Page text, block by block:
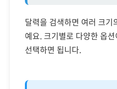
달력을 검색하면 여러 크기
예요. 크기별로 다양한 옵
선택하면 됩니다.